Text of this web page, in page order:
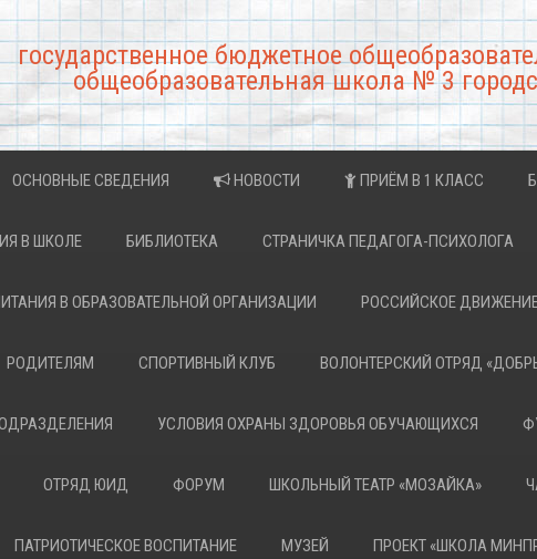
государственное бюджетное
общеобразовательная школа № 3
ОСНОВНЫЕ СВЕДЕНИЯ НОВОСТИ ПРИЁМ В 1 КЛАСС
В ШКОЛЕ БИБЛИОТЕКА СТРАНИЧКА ПЕДАГОГА-ПСИХОЛОГА
В ОБРАЗОВАТЕЛЬНОЙ ОРГАНИЗАЦИИ РОССИЙСКОЕ
РОДИТЕЛЯМ СПОРТИВНЫЙ КЛУБ ВОЛОНТЕРСКИЙ ОТРЯД
УСЛОВИЯ ОХРАНЫ ЗДОРОВЬЯ ОБУЧАЮЩИХСЯ
ОТРЯД ЮИД ФОРУМ ШКОЛЬНЫЙ ТЕАТР «МОЗАЙКА»
ПАТРИОТИЧЕСКОЕ ВОСПИТАНИЕ МУЗЕЙ ПРОЕКТ «ШКОЛА